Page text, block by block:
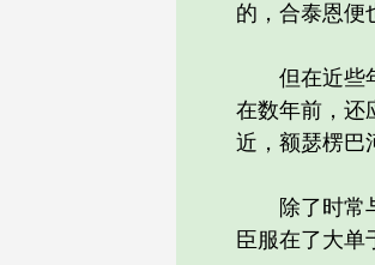
的，合泰恩便
但在近些年
在数年前，还
近，额瑟楞巴
除了时常与
臣服在了大单